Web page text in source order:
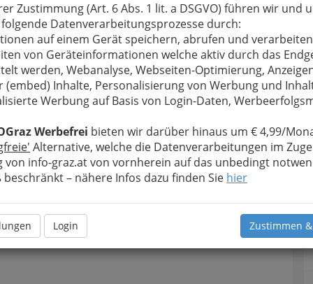
Zustimmung (Art. 6 Abs. 1 lit. a DSGVO) führen wir und
Datenverarbeitungsprozesse durch:
auf einem Gerät speichern, abrufen und
von Geräteinformationen welche aktiv durch das
werden, Webanalyse, Webseiten-Optimierung,
(embed) Inhalte, Personalisierung von Werbung und
Werbung auf Basis von Login-Daten,
Werbefrei bieten wir darüber hinaus um € 4,99/
Alternative, welche die Datenverarbeitungen im
von info-graz.at von vornherein auf das unbedingt
beschränkt – nähere Infos dazu finden Sie hier
Login Zustimmen